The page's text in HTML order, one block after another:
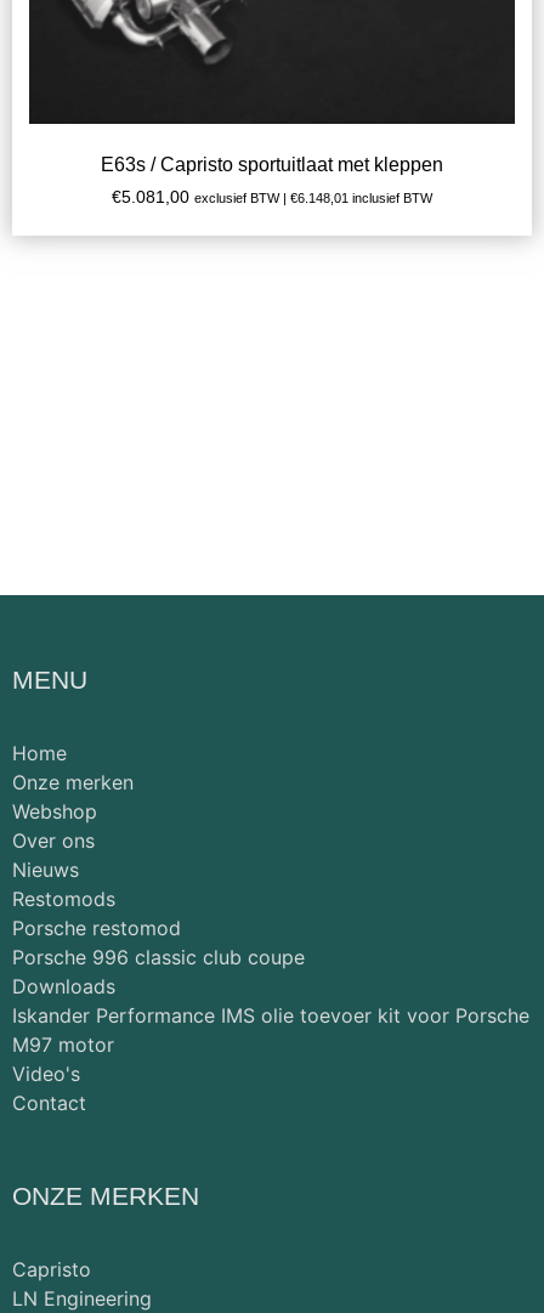
E63s / Capristo sportuitlaat met kleppen
€5.081,00 exclusief BTW | €6.148,01 inclusief BTW
MENU
Home
Onze merken
Webshop
Over ons
Nieuws
Restomods
Porsche restomod
Porsche 996 classic club coupe
Downloads
Iskander Performance IMS olie toevoer kit voor Porsche
M97 motor
Video's
Contact
ONZE MERKEN
Capristo
LN Engineering